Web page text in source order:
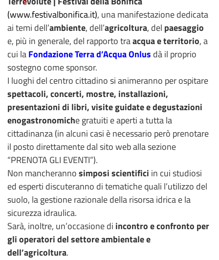
(www.festivalbonifica.it), una manifestazione dedicata
ai temi dell’ambiente, dell’agricoltura, del paesaggio
e, più in generale, del rapporto traacqua e territorio, a
cui laFondazione Terra d’Acqua Onlus dà il proprio
sostegno come sponsor.
I luoghi del centro cittadino si animeranno per ospitare
spettacoli, concerti, mostre, installazioni,
presentazioni di libri, visite guidate e degustazioni
enogastronomiche gratuiti e aperti a tutta la
cittadinanza (in alcuni casi è necessario però prenotare
il posto direttamente dal sito web alla sezione
“PRENOTA GLI EVENTI”).
Non mancherannosimposi scientifici in cui studiosi
ed esperti discuteranno di tematiche quali l’utilizzo del
suolo, la gestione razionale della risorsa idrica e la
sicurezza idraulica.
Sarà, inoltre, un’occasione di incontro e confronto per
gli operatori del settore ambientale e
dell’agricoltura.